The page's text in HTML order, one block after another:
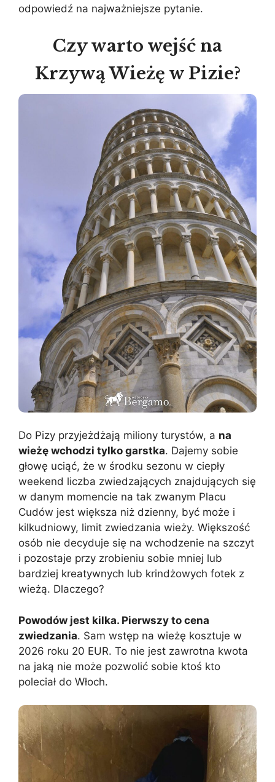
odpowiedź na najważniejsze pytanie.
Czy warto wejść na
Krzywą Wieżę w Pizie?
Do Pizy przyjeżdżają miliony turystów, a na
wieżę wchodzi tylko garstka. Dajemy sobie
głowę uciąć, że w środku sezonu w ciepły
weekend liczba zwiedzających znajdujących się
w danym momencie na tak zwanym Placu
Cudów jest większa niż dzienny, być może i
kilkudniowy, limit zwiedzania wieży. Większość
osób nie decyduje się na wchodzenie na szczyt
i pozostaje przy zrobieniu sobie mniej lub
bardziej kreatywnych lub krindżowych fotek z
wieżą. Dlaczego?
Powodów jest kilka. Pierwszy to cena
zwiedzania. Sam wstęp na wieżę kosztuje w
2026 roku 20 EUR. To nie jest zawrotna kwota
na jaką nie może pozwolić sobie ktoś kto
poleciał do Włoch.